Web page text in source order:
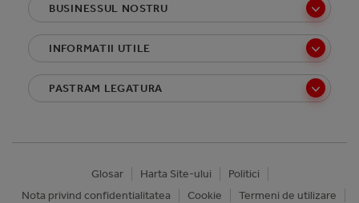
BUSINESSUL NOSTRU
INFORMATII UTILE
PASTRAM LEGATURA
Glosar Harta Site-ului
Politici
Nota privind confidentialitatea
Cookie
Termeni de utilizare